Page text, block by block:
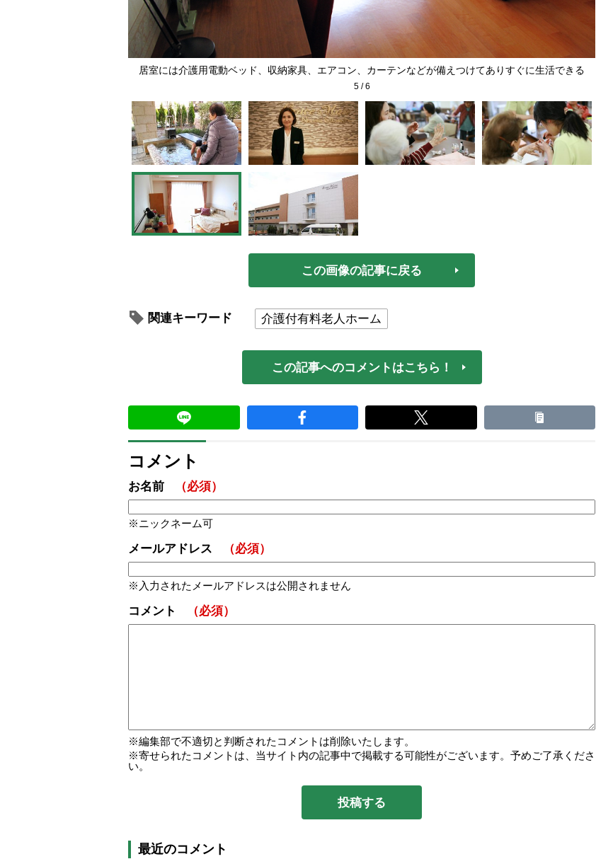
居室には介護用電動ベッド、収納家具、エアコン、カーテンなどが備えつけてありすぐに生活できる
5/6
この画像の記事に戻る
関連キーワード 介護付有料老人ホーム
この記事へのコメントはこちら！
コメント
お名前 （必須）
ニックネーム可
メールアドレス （必須）
入力されたメールアドレスは公開されません
コメント （必須）
編集部で不適切と判断されたコメントは削除いたします。
寄せられたコメントは、当サイト内の記事中で掲載する可能性がございます。予めご了承くださ
い。
最近のコメント